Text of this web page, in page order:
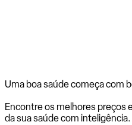
Uma boa saúde começa com
Encontre os melhores preços
da sua saúde com inteligência.